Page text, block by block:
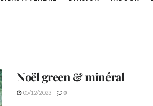
Noël green & minéral
05/12/2023 0